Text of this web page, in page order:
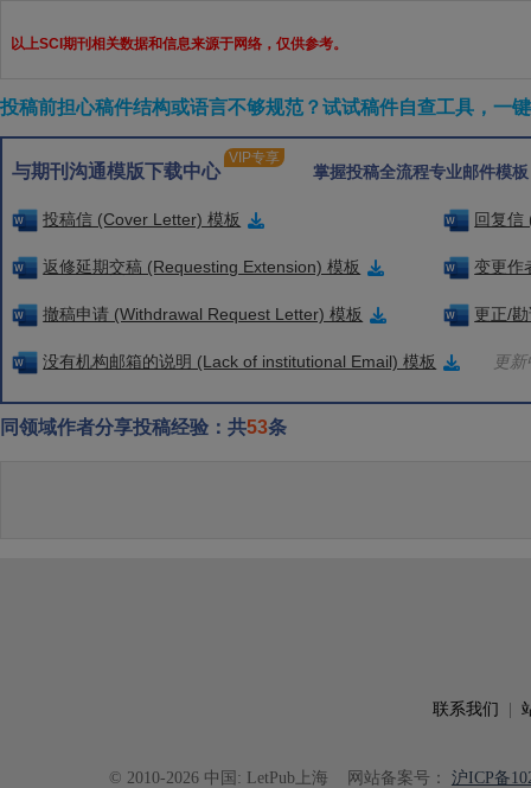
以上SCI期刊相关数据和信息来源于网络，仅供参考。
投稿前担心稿件结构或语言不够规范？试试稿件自查工具，一
与期刊沟通模版下载中心
VIP专享
掌握投稿全流程专业邮件模
投稿信 (Cover Letter) 模板 回复信
返修延期交稿 (Requesting Extension) 模板 变更作
撤稿申请 (Withdrawal Request Letter) 模板 更正/
没有机构邮箱的说明 (Lack of institutional Email) 模板 更
同领域作者分享投稿经验：共53条
联系我们
© 2010-2026 中国: LetPub上海 网站备案号： 沪ICP备